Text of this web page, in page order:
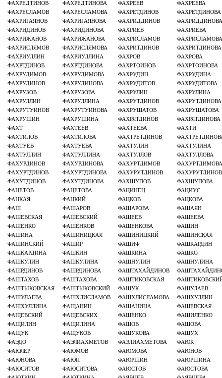
ФАХРЕДТИНОВ
ФАХРЕДТИНОВА ФАХРЕЕВ
ФАХРЕЕВА
ФАХРЕСЛАМОВ
ФАХРЕСЛАМОВА ФАХРЕТДИНОВ
ФАХРЕТДИНОВА
ФАХРИГАЯНОВ
ФАХРИГАЯНОВА ФАХРИДДИНОВ
ФАХРИДИНОВ
ФАХРИДИНОВА ФАХРИЕВ
ФАХРИЕВА
ФАХРИЖАНОВ
ФАХРИЖАНОВА ФАХРИСЛАМОВ
ФАХРИСЛЯМОВ
ФАХРИСЛЯМОВА ФАХРИТДИНОВ
ФАХРИТДИНОВА
ФАХРИУЛЛИН
ФАХРИУЛЛИНА ФАХРОВ
ФАХРОВА
ФАХРТДИНОВ
ФАХРТДИНОВА ФАХРТОИНОВ
ФАХРТОИНОВА
ФАХРУДИМОВ
ФАХРУДИМОВА ФАХРУДИН
ФАХРУДИНА
ФАХРУДИНОВ
ФАХРУДИНОВА ФАХРУДИТОВ
ФАХРУДИТОВА
ФАХРУЗОВ
ФАХРУЗОВА ФАХРУЛИН
ФАХРУЛИНА
ФАХРУЛЛИН
ФАХРУЛЛИНА ФАХРУТДИНОВ
ФАХРУТДИНОВА
ФАХРУТУИНОВ
ФАХРУТУИНОВА ФАХРУШАТОВ
ФАХРУШАТОВА
ФАХРУШИН
ФАХРУШИНА ФАХРЯТДИНОВ
ФАХРЯТДИНОВА
ФАХТ
ФАХТЕЕВ ФАХТЕЕВА
ФАХТИ
ФАХТИЛОВ
ФАХТИЛОВА ФАХТРЕТДИНОВ
ФАХТУЕВ
ФАХТУЕВА ФАХТУЛИН
ФАХТУЛИНА
ФАХТУЛЛИН
ФАХТУЛЛИНА ФАХТУЛЛОВ
ФАХТУЛЛОВА
ФАХУРДИНОВ
ФАХУРДИНОВА ФАХУРТДИМОВ
ФАХУРТДИНОВ
ФАХУРТДИНОВА ФАХУРУТДИНОВ
ФАХУТДИНОВ
ФАХУТДИНОВА ФАХШУПОВ
ФАХШУПОВА
ФАЦЕТОВ
ФАЦЕТОВА ФАЦИНЕЦ
ФАЦИУС
ФАЦКАЯ
ФАЦКИЙ ФАЦКОВ
ФАЦКОВА
ФАШ
ФАШАРОВ ФАШАРОВА
ФАШАЯН
ФАШЕВСКАЯ
ФАШЕВСКИЙ ФАШЕЕВ
ФАШЕЕВА
ФАШЕНКО
ФАШЕНКОВ ФАШЕНКОВА
ФАШИН
ФАШИНА
ФАШИНИЦКАЯ ФАШИНИЦКИЙ
ФАШИНСКАЯ
ФАШИНСКИЙ
ФАШИР ФАШИФ
ФАШКАРДИН
ФАШКАРДИНА
ФАШКИН ФАШКИНА
ФАШКО
ФАШКУЛИН
ФАШКУЛИНА ФАШНУЛИН
ФАШНУЛИНА
ФАШРДИНОВ
ФАШРДИНОВА ФАШТАХАЙДИНОВ
ФАШТАХОВ
ФАШТАХОВА ФАШТИКОВСКАЯ
ФАШТЫКОВСКАЯ
ФАШТЫКОВСКИЙ ФАШУК
ФАШУЛАЕВ
ФАШУЛАЕВА
ФАШХЛИСЛАМОВ ФАШХЛИСЛАМОВА
ФАШХУЛЛИН
ФАШХУЛЛИНА
ФАЩАНИН ФАЩАНИНА
ФАЩЕВСКАЯ
ФАЩЕВСКИЙ
ФАЩЕВСКИХ ФАЩЕНКО
ФАЩИЛЕНКО
ФАЩИЛИН
ФАЩИЛИНА ФАЩОВ
ФАЩОВА
ФАЩУК
ФАЩУКОВ ФАЩУКОВА
ФАЩУХ
ФАЭДО
ФАЭЛИАХМЕТОВ ФАЭЛИАХМЕТОВА
ФАЮК
ФАЮЛЕР
ФАЮМОВ ФАЮМОВА
ФАЮНОВ
ФАЮНОВА
ФАЮП ФАЮРШИН
ФАЮРШИНА
ФАЮСИТОВ
ФАЮСИТОВА ФАЮСТОВ
ФАЮСТОВА